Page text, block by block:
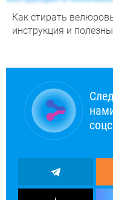
Как стирать
инструкция и